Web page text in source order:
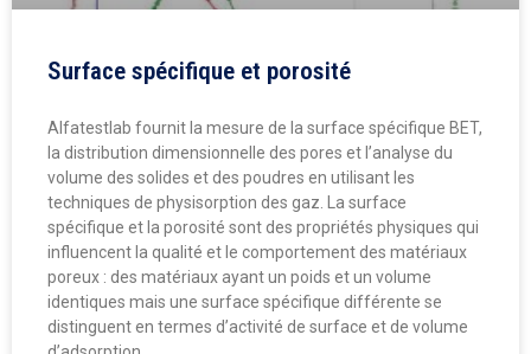
Surface spécifique et porosité
Alfatestlab fournit la mesure de la surface spécifique BET,
la distribution dimensionnelle des pores et l’analyse du
volume des solides et des poudres en utilisant les
techniques de physisorption des gaz. La surface
spécifique et la porosité sont des propriétés physiques qui
influencent la qualité et le comportement des matériaux
poreux : des matériaux ayant un poids et un volume
identiques mais une surface spécifique différente se
distinguent en termes d’activité de surface et de volume